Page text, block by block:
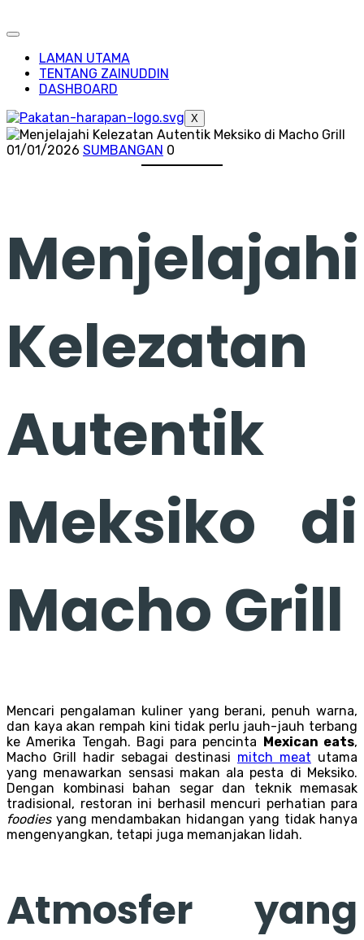
LAMAN UTAMA
TENTANG ZAINUDDIN
DASHBOARD
X
01/01/2026 SUMBANGAN 0
Menjelajahi
Kelezatan
Autentik
Meksiko di
Macho Grill
Mencari pengalaman kuliner yang berani, penuh warna,
dan kaya akan rempah kini tidak perlu jauh-jauh terbang
ke Amerika Tengah. Bagi para pencinta Mexican eats,
Macho Grill hadir sebagai destinasi mitch meat utama
yang menawarkan sensasi makan ala pesta di Meksiko.
Dengan kombinasi bahan segar dan teknik memasak
tradisional, restoran ini berhasil mencuri perhatian para
foodiesyang mendambakan hidangan yang tidak hanya
mengenyangkan, tetapi juga memanjakan lidah.
Atmosfer yang